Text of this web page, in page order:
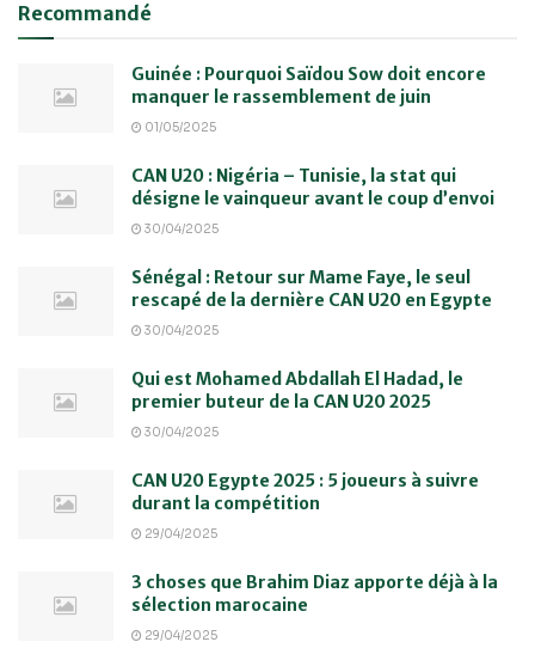
Recommandé
Guinée : Pourquoi Saïdou Sow doit encore
manquer le rassemblement de juin
01/05/2025
CAN U20 : Nigéria – Tunisie, la stat qui
désigne le vainqueur avant le coup d’envoi
30/04/2025
Sénégal : Retour sur Mame Faye, le seul
rescapé de la dernière CAN U20 en Egypte
30/04/2025
Qui est Mohamed Abdallah El Hadad, le
premier buteur de la CAN U20 2025
30/04/2025
CAN U20 Egypte 2025 : 5 joueurs à suivre
durant la compétition
29/04/2025
3 choses que Brahim Diaz apporte déjà à la
sélection marocaine
29/04/2025